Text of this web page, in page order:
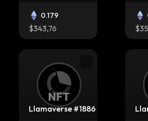
0.179
$343,76
Llamaverse #1886